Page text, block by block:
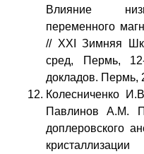
Влияние
переменного
// ХXI Зимняя
сред, Пермь,
докладов. Пермь,
Колесниченко
Павлинов А.М.
доплеровского